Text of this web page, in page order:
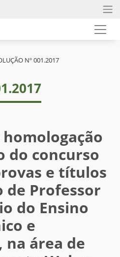
Nº 001.2017
homologação
do concurso
e títulos
de Professor
do Ensino
e
na área de